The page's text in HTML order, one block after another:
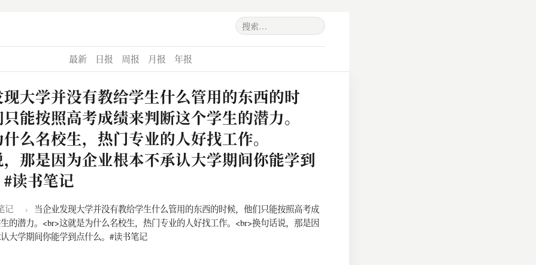
最新 日报 周报 月报 年报
大学并没有教给学生什么管用的东西的时
能按照高考成绩来判断这个学生的潜力。
么名校生，热门专业的人好找工作。
那是因为企业根本不承认大学期间你能学到
读书笔记
记 ›
当企业发现大学并没有教给学生什么管用的东西的时候，他们只能按照高考成
的潜力。<br>这就是为什么名校生，热门专业的人好找工作。<br>换句话说，那是因
大学期间你能学到点什么。#读书笔记